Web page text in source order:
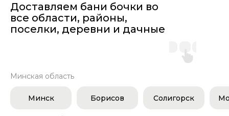
Доставляем бани бочки во
все области, районы,
поселки, деревни и дачные
Минская область
Минск Борисов Солигорск